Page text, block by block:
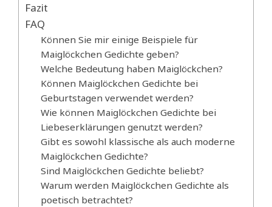
Fazit
FAQ
Können Sie mir einige Beispiele für
Maiglöckchen Gedichte geben?
Welche Bedeutung haben Maiglöckchen?
Können Maiglöckchen Gedichte bei
Geburtstagen verwendet werden?
Wie können Maiglöckchen Gedichte bei
Liebeserklärungen genutzt werden?
Gibt es sowohl klassische als auch moderne
Maiglöckchen Gedichte?
Sind Maiglöckchen Gedichte beliebt?
Warum werden Maiglöckchen Gedichte als
poetisch betrachtet?